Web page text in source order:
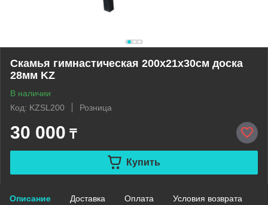
Скамья гимнастическая 200х21х30см доска
28мм KZ
В наличии
Код: KZSL200
Розница
30 000 ₸
Купить
Описание Доставка Оплата Условия возврата